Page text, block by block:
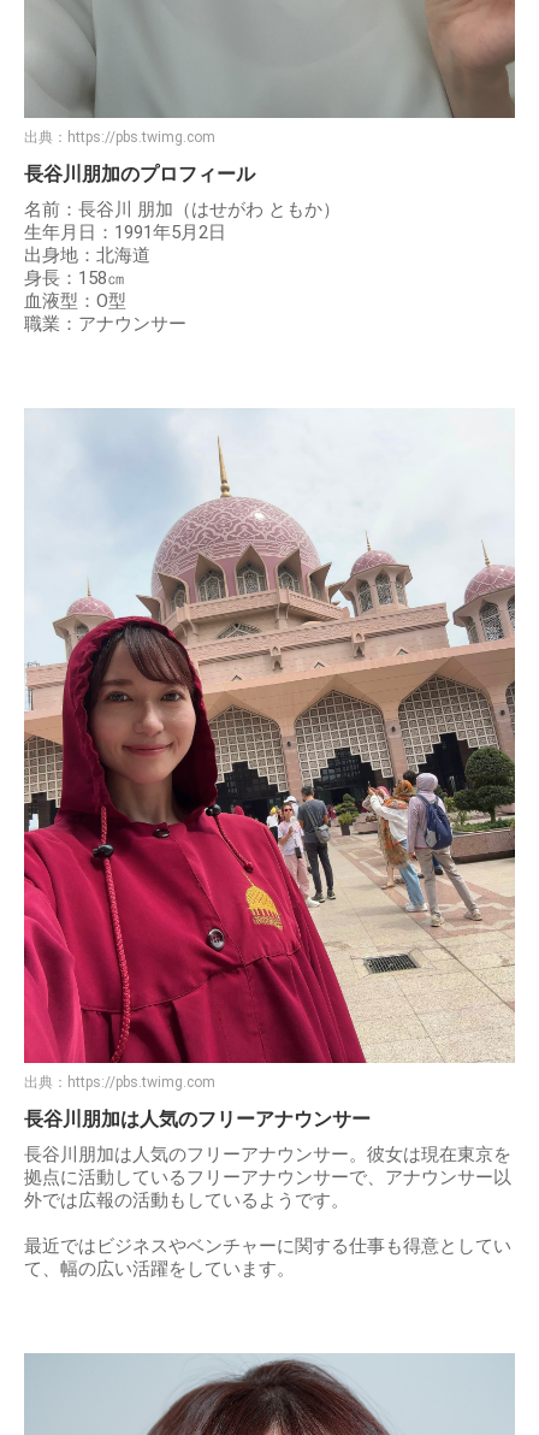
出典： https://pbs.twimg.com
長谷川朋加のプロフィール
名前：長谷川 朋加（はせがわ ともか）
生年月日：1991年5月2日
出身地：北海道
身長：158㎝
血液型：O型
職業：アナウンサー
出典： https://pbs.twimg.com
長谷川朋加は人気のフリーアナウンサー
長谷川朋加は人気のフリーアナウンサー。彼女は現在東京を
拠点に活動しているフリーアナウンサーで、アナウンサー以
外では広報の活動もしているようです。
最近ではビジネスやベンチャーに関する仕事も得意としてい
て、幅の広い活躍をしています。